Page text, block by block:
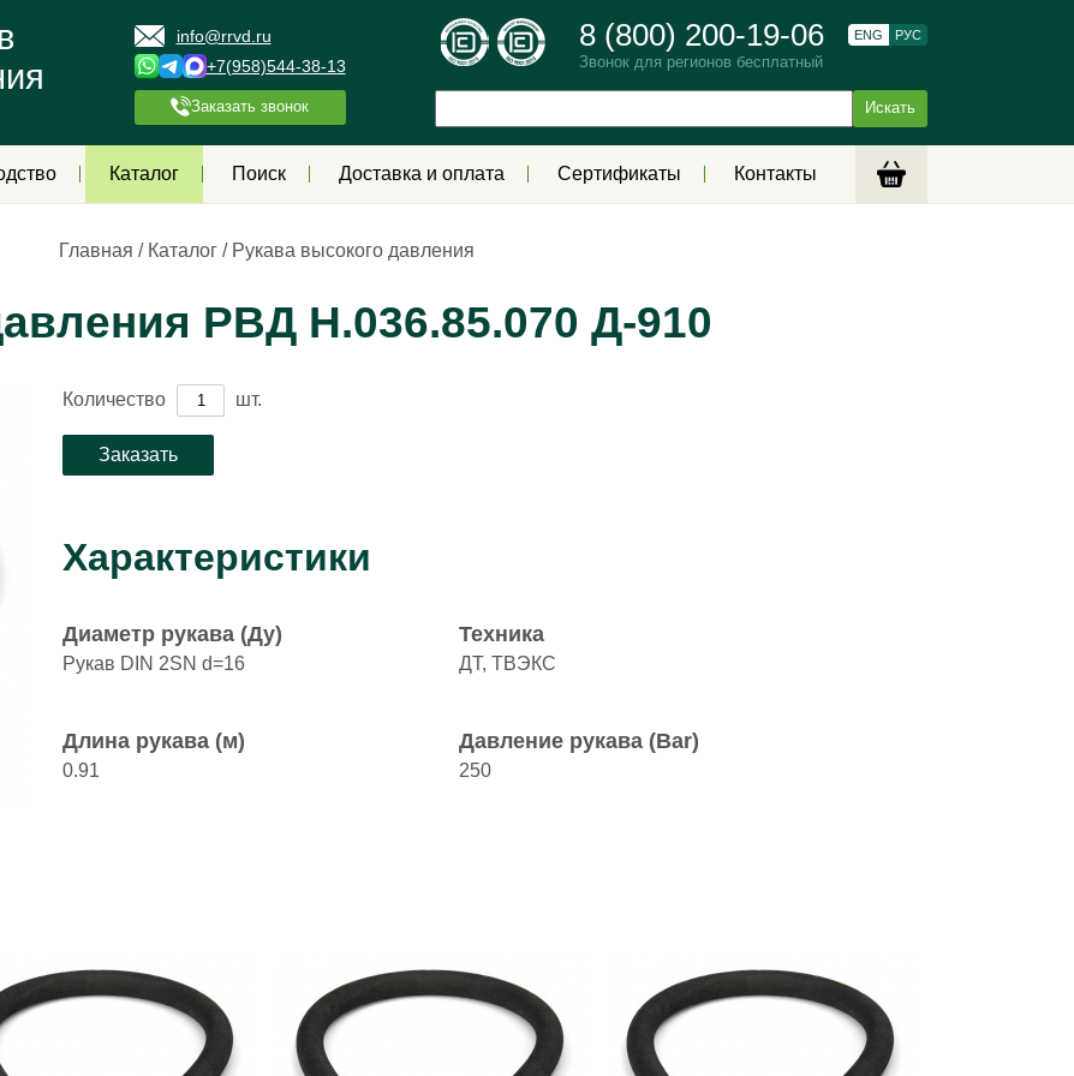
info@rrvd.ru
+7(958)544-38-13
Заказать звонок
8 (800) 200-19-06
Звонок для регионов бесплатный
ENG РУС
Каталог Поиск Доставка и оплата Сертификаты Контакты
Главная / Каталог / Рукава высокого давления
РВД Н.036.85.070 Д-910
Количество шт.
Характеристики
Диаметр рукава (Ду)
Рукав DIN 2SN d=16
Техника
ДТ, ТВЭКС
Длина рукава (м)
0.91
Давление рукава (Bar)
250